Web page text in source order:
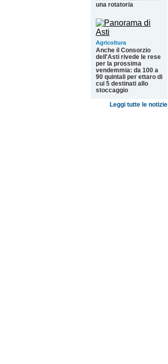
una rotatoria
Agricoltura
Anche il Consorzio
dell'Asti rivede le rese
per la prossima
vendemmia: da 100 a
90 quintali per ettaro di
cui 5 destinati allo
stoccaggio
Leggi tutte le notizie